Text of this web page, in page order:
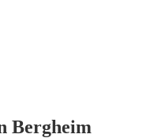
Bergheim